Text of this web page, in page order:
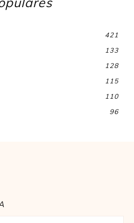
421
133
128
115
110
96